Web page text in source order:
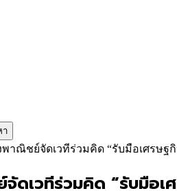
พาณิชย์จัดเวทีร่วมคิด “รับมือเศรษฐ
ดเวทีร่วมคิด “รับมือเ